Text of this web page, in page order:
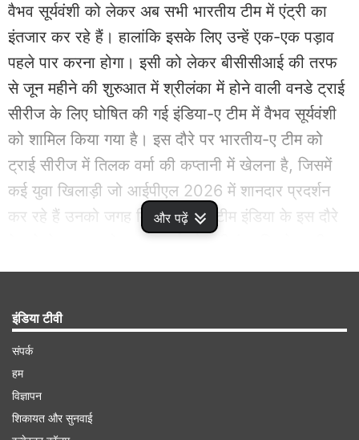
और पढ़ें
वैभव सूर्यवंशी को लेकर अब सभी भारतीय टीम में एंट्री का
इंतजार कर रहे हैं। हालांकि इसके लिए उन्हें एक-एक पड़ाव
पहले पार करना होगा। इसी को लेकर बीसीसीआई की तरफ
से जून महीने की शुरुआत में श्रीलंका में होने वाली वनडे ट्राई
सीरीज के लिए घोषित की गई इंडिया-ए टीम में वैभव सूर्यवंशी
को शामिल किया गया है। इस दौरे पर भारतीय-ए टीम को
ट्राई सीरीज में तिलक वर्मा की कप्तानी में खेलना है, जिसमें
कई युवा खिलाड़ी जो आईपीएल 2026 में शानदार प्रदर्शन
कर रहे हैं उनको जगह मिली है। वहीं टीम इंडिया के इस दौरे
के पूरे शेड्यूल का ऐलान 15 मई को श्रीलंका क्रिकेट की
तरफ से कर दिया गया।
इंडिया टीवी
संपर्क
हम
विज्ञापन
शिकायत और सुनवाई